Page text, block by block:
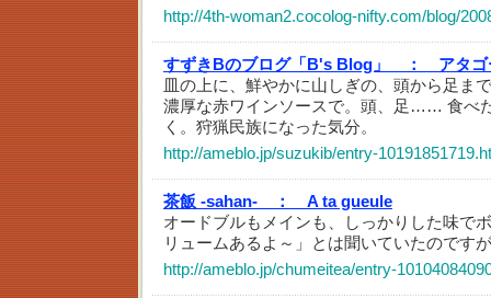
http://4th-woman2.cocolog-nifty.com/blog/
すずきBのブログ「B's Blog」 ：
アタ
皿の上に、鮮やかに山しぎの、頭から足ま
濃厚な赤ワインソースで。頭、足…… 食べ
く。狩猟民族になった気分。
http://ameblo.jp/suzukib/entry-
茶飯 -sahan- ：
A ta gueule
オードブルもメインも、しっかりした味で
リュームあるよ～」とは聞いていたのです
http://ameblo.jp/chumeitea/entry-